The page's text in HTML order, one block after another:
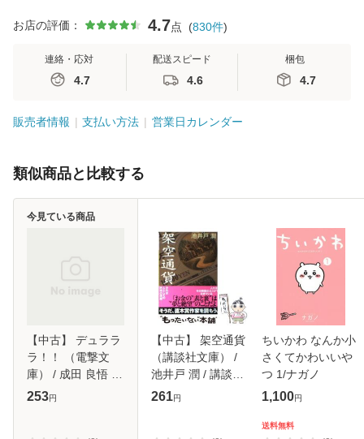
お店の評価： 4.7点 (830件)
連絡・応対
4.7
配送スピード
4.6
梱包
4.7
販売者情報 支払い方法 営業日カレンダー
類似商品と比較する
【中古】 デュララ
ラ！！ （電撃文
庫） / 成田 良悟 /
アスキー メディア
253円
今見ている商品
【中古】 架空通貨
（講談社文庫） /
池井戸 潤 / 講談社
[文庫]【メール便送
261円
ちいかわ なんか小
さくてかわいいや
つ 1/ナガノ
1,100円
送料無料